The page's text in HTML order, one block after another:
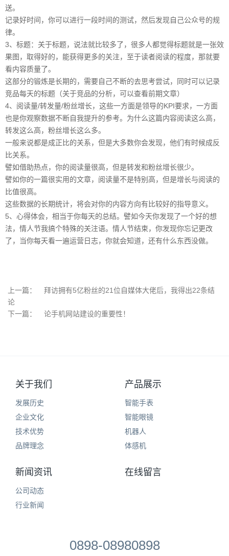
送。
记录好时间，你可以进行一段时间的测试，然后发现自己公众号的规
律。
3、标题：关于标题，说法就比较多了，很多人都觉得标题就是一张效
果图，取得好的，能获得更多的关注，至于读者阅读的程度，那就要
看内容质量了。
这部分的锻炼是长期的，需要自己不断的去思考尝试，同时可以记录
竞品每天的标题（关于竞品的分析，可以查看前期文章）
4、阅读量/转发量/粉丝增长，这些一方面是领导的KPI要求，一方面
也是你观察数据不断自我提升的参考。为什么这篇内容阅读这么高，
转发这么高，粉丝增长这么多。
一般来说都是成正比的关系，但是大多数你会发现，他们有时候成反
比关系。
譬如借助热点，你的阅读量很高，但是转发和粉丝增长很少。
譬如你的一篇很实用的文章，阅读量不是特别高，但是增长与阅读的
比值很高。
这些数据的长期统计，将会对你的内容方向有比较好的指导意义。
5、心得体会，相当于你每天的总结。譬如今天你发现了一个好的想
法，情人节我搞个特殊的关注语。情人节结束，你发现你忘记更改
了，当你每天看一遍运营日志，你就会知道，还有什么东西没做。
上一篇：
拜访拥有5亿粉丝的21位自媒体大佬后，我得出22条结
论
下一篇：
论手机网站建设的重要性！
关于我们
发展历史
企业文化
技术优势
品牌理念
产品展示
智能手表
智能眼镜
机器人
体感机
新闻资讯
公司动态
行业新闻
在线留言
0898-08980898